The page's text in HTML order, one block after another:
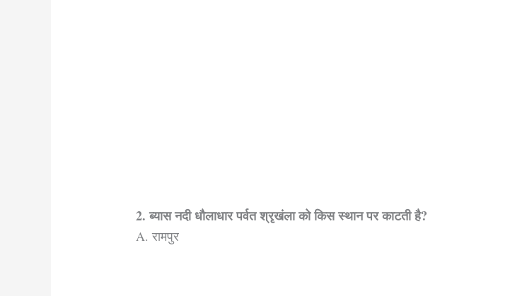
2. ब्यास नदी धौलाधार पर्वत श्रृखंला को किस स्थान पर काटती है?
A. रामपुर